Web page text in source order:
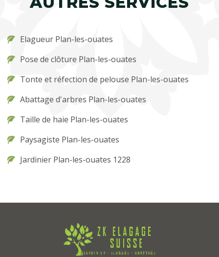
Elagueur Plan-les-ouates
Pose de clôture Plan-les-ouates
Tonte et réfection de pelouse Plan-les-ouates
Abattage d'arbres Plan-les-ouates
Taille de haie Plan-les-ouates
Paysagiste Plan-les-ouates
Jardinier Plan-les-ouates 1228